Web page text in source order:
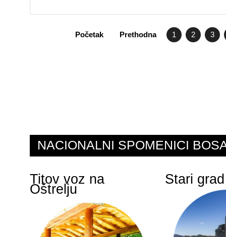
Početak Prethodna 1 2 3
NACIONALNI SPOMENICI
Titov voz na
Oštrelju
Stari